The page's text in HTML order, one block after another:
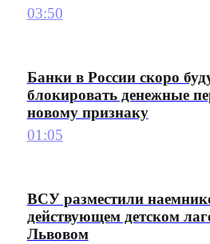
03:50
Банки в России скоро
блокировать денежные
новому признаку
01:05
ВСУ разместили
действующем детском
Львовом